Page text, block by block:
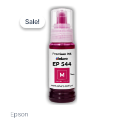
Sale!
Sale!
Epson
Original
price
was:
S/ 15.00.
Current
price
is:
S/ 12.00.